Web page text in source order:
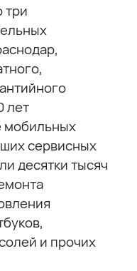
три
лет
мобильных
сервисных
десятки тысяч
и прочих